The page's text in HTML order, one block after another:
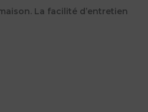
La facilité d’entretien